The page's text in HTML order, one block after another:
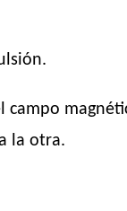
campo
la otra.